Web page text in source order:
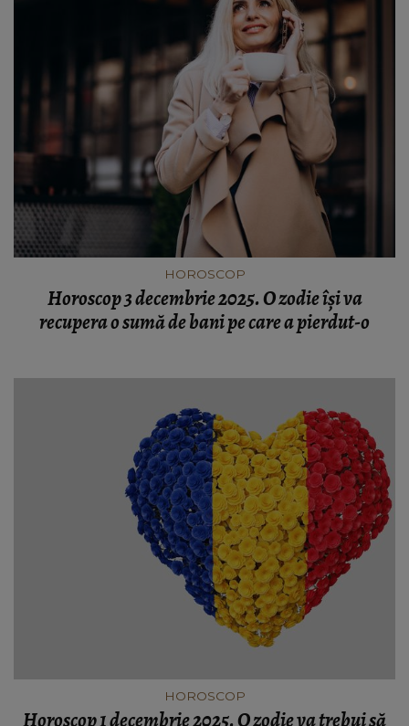
HOROSCOP
Horoscop 3 decembrie 2025. O zodie își va
recupera o sumă de bani pe care a pierdut-o
HOROSCOP